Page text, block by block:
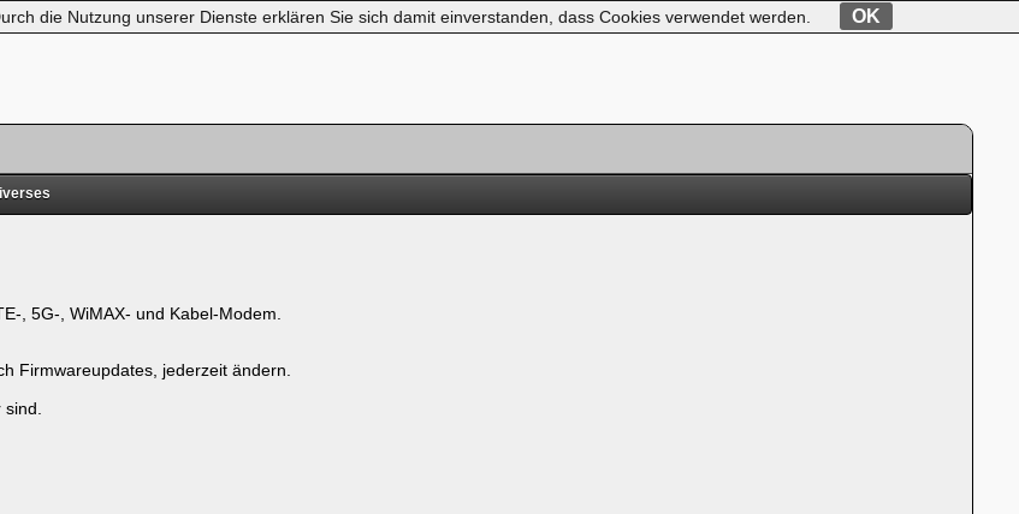
, 5G-, WiMAX- und Kabel-Modem.
Firmwareupdates, jederzeit ändern.
die Nutzung unserer Dienste erklären Sie sich damit einverstanden, dass Cookies verwendet werden. OK